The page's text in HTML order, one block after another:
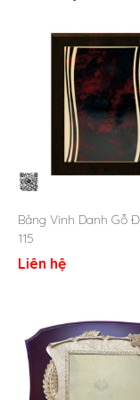
1. Giới
Gỗ Đồng
Thông số kỹ thuật
Chất liệu:Gỗ
Cấu tạo:
Kích thước:
Quy cách
cầu
Hộp đựng:
Thời gian
Số lượng lớn
2.
Bảng Vinh Danh Gỗ
115
Liên hệ